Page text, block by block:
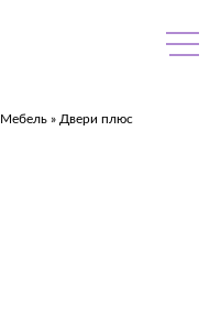
Мебель » Двери плюс